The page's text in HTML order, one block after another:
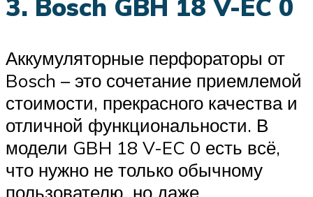
3. Bosch GBH 18 V-EC 0
Аккумуляторные перфораторы от
Bosch – это сочетание приемлемой
стоимости, прекрасного качества и
отличной функциональности. В
модели GBH 18 V-EC 0 есть всё,
что нужно не только обычному
пользователю, но даже